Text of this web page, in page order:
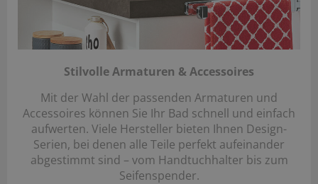
Stilvolle Armaturen & Accessoires
Mit der Wahl der passenden Armaturen und
Accessoires können Sie Ihr Bad schnell und einfach
aufwerten. Viele Hersteller bieten Ihnen Design-
Serien, bei denen alle Teile perfekt aufeinander
abgestimmt sind – vom Handtuchhalter bis zum
Seifenspender.